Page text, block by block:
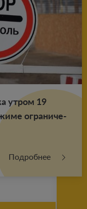
утром 19
огра­ни­че­
Подробнее